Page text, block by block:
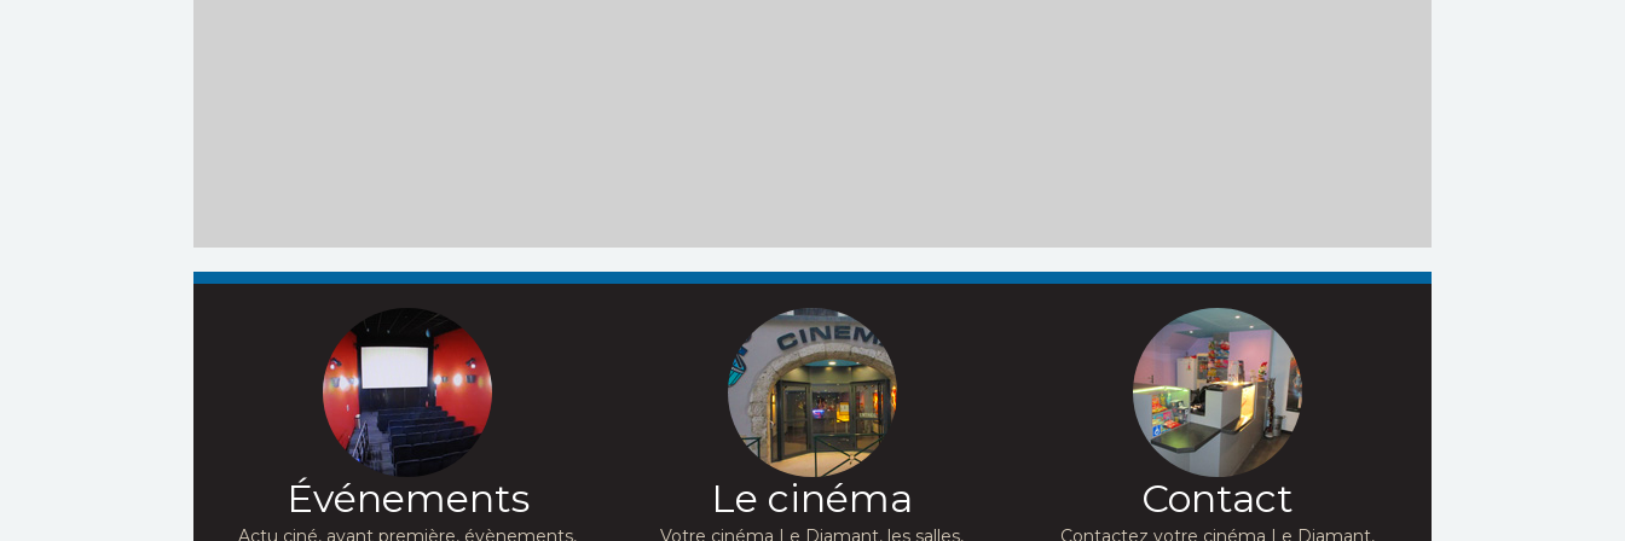
Événements
Actu ciné, avant première, évènements,
Le cinéma
Votre cinéma Le Diamant, les salles,
Contact
Contactez votre cinéma Le Diamant,